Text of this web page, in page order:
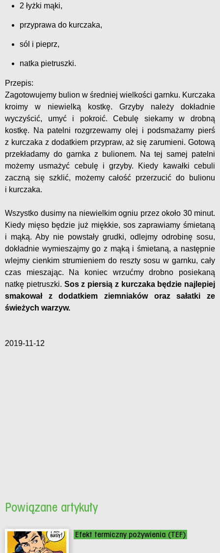
2 łyżki mąki,
przyprawa do kurczaka,
sól i pieprz,
natka pietruszki.
Przepis:
Zagotowujemy bulion w średniej wielkości garnku. Kurczaka
kroimy w niewielką kostkę. Grzyby należy dokładnie
wyczyścić, umyć i pokroić. Cebulę siekamy w drobną
kostkę. Na patelni rozgrzewamy olej i podsmażamy pierś
z kurczaka z dodatkiem przypraw, aż się zarumieni. Gotową
przekładamy do garnka z bulionem. Na tej samej patelni
możemy usmażyć cebulę i grzyby. Kiedy kawałki cebuli
zaczną się szklić, możemy całość przerzucić do bulionu
i kurczaka.
Wszystko dusimy na niewielkim ogniu przez około 30 minut.
Kiedy mięso będzie już miękkie, sos zaprawiamy śmietaną
i mąką. Aby nie powstały grudki, odlejmy odrobinę sosu,
dokładnie wymieszajmy go z mąką i śmietaną, a następnie
wlejmy cienkim strumieniem do reszty sosu w garnku, cały
czas mieszając. Na koniec wrzućmy drobno posiekaną
natkę pietruszki. Sos z piersią z kurczaka będzie najlepiej
smakował z dodatkiem ziemniaków oraz sałatki ze
świeżych warzyw.
2019-11-12
Powiązane artykuły
Efekt termiczny pożywienia (TEF)